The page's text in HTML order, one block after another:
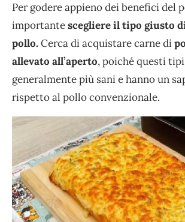
Per godere appieno dei benefici del
importantescegliere il tipo giusto
pollo. Cerca di acquistare carne di
allevato all’aperto, poiché questi
generalmente più sani e hanno un
rispetto al pollo convenzionale.